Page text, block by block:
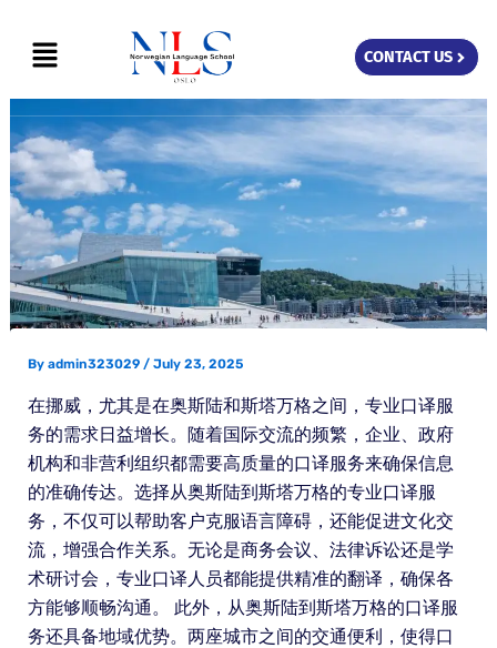
content
Menu CONTACT US
By admin323029 / July 23, 2025
在挪威，尤其是在奥斯陆和斯塔万格之间，专业口译服
务的需求日益增长。随着国际交流的频繁，企业、政府
机构和非营利组织都需要高质量的口译服务来确保信息
的准确传达。选择从奥斯陆到斯塔万格的专业口译服
务，不仅可以帮助客户克服语言障碍，还能促进文化交
流，增强合作关系。无论是商务会议、法律诉讼还是学
术研讨会，专业口译人员都能提供精准的翻译，确保各
方能够顺畅沟通。 此外，从奥斯陆到斯塔万格的口译服
务还具备地域优势。两座城市之间的交通便利，使得口